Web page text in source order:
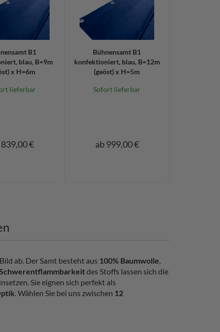
B1
blau, B=9m
x H=6m
lieferbar
€
Bühnensamt B1
konfektioniert, blau, B=12m
(geöst) x H=5m
Sofort lieferbar
ab 999,00 €
ab. Der Samt besteht aus 100% Baumwolle,
des Stoffs lassen sich die
Sie eignen sich perfekt als
. Wählen Sie bei uns zwischen 12